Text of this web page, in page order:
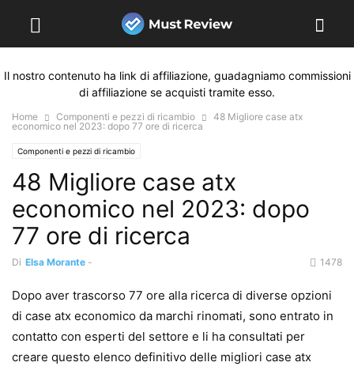
Il nostro contenuto ha link di affiliazione, guadagniamo commissioni
di affiliazione se acquisti tramite esso.
Home Componenti e pezzi di ricambio
48 Migliore case atx
economico nel 2023: dopo 77 ore di ricerca
Componenti e pezzi di ricambio
48 Migliore case atx
economico nel 2023: dopo
77 ore di ricerca
Di Elsa Morante - 1478
Dopo aver trascorso 77 ore alla ricerca di diverse opzioni
di case atx economico da marchi rinomati, sono entrato in
contatto con esperti del settore e li ha consultati per
creare questo elenco definitivo delle migliori case atx